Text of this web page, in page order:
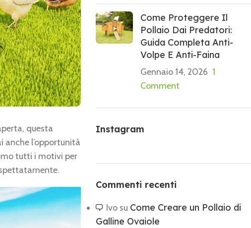
questa
anche l’opportunità
tutti i motivi per
Come Proteggere Il
Pollaio Dai Predatori:
Guida Completa Anti-
Volpe E Anti-Faina
Gennaio 14, 2026 1
Comment
Instagram
Commenti recenti
Ivosu Come Creare un Pollaio di
Galline Ovaiole